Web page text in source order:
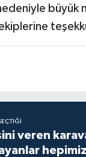
büyük
veren